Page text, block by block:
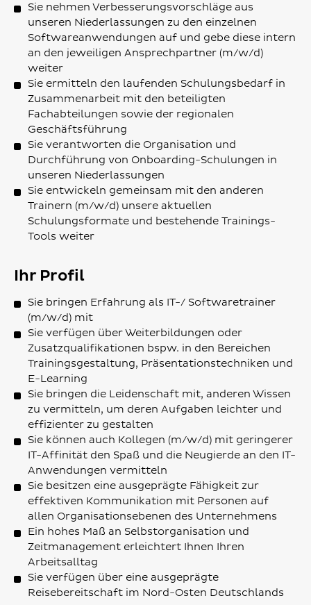
Sie nehmen Verbesserungsvorschläge aus
unseren Niederlassungen zu den einzelnen
Softwareanwendungen auf und gebe diese intern
an den jeweiligen Ansprechpartner (m/w/d)
weiter
Sie ermitteln den laufenden Schulungsbedarf in
Zusammenarbeit mit den beteiligten
Fachabteilungen sowie der regionalen
Geschäftsführung
Sie verantworten die Organisation und
Durchführung von Onboarding-Schulungen in
unseren Niederlassungen
Sie entwickeln gemeinsam mit den anderen
Trainern (m/w/d) unsere aktuellen
Schulungsformate und bestehende Trainings-
Tools weiter
Ihr Profil
Sie bringen Erfahrung als IT-/ Softwaretrainer
(m/w/d) mit
Sie verfügen über Weiterbildungen oder
Zusatzqualifikationen bspw. in den Bereichen
Trainingsgestaltung, Präsentationstechniken und
E-Learning
Sie bringen die Leidenschaft mit, anderen Wissen
zu vermitteln, um deren Aufgaben leichter und
effizienter zu gestalten
Sie können auch Kollegen (m/w/d) mit geringerer
IT-Affinität den Spaß und die Neugierde an den IT-
Anwendungen vermitteln
Sie besitzen eine ausgeprägte Fähigkeit zur
effektiven Kommunikation mit Personen auf
allen Organisationsebenen des Unternehmens
Ein hohes Maß an Selbstorganisation und
Zeitmanagement erleichtert Ihnen Ihren
Arbeitsalltag
Sie verfügen über eine ausgeprägte
Reisebereitschaft im Nord-Osten Deutschlands